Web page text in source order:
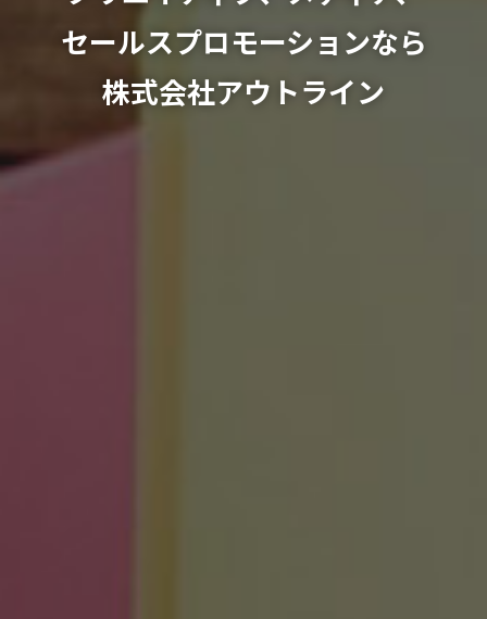
セールスプロモーションなら
株式会社アウトライン